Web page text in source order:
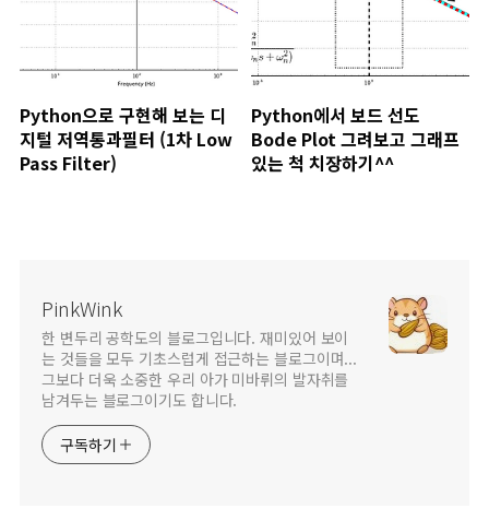
Python으로 구현해 보는 디
지털 저역통과필터 (1차 Low
Pass Filter)
Python에서 보드 선도
Bode Plot 그려보고 그래프
있는 척 치장하기^^
PinkWink
한 변두리 공학도의 블로그입니다. 재미있어 보이
는 것들을 모두 기초스럽게 접근하는 블로그이며...
그보다 더욱 소중한 우리 아가 미바뤼의 발자취를
남겨두는 블로그이기도 합니다.
구독하기